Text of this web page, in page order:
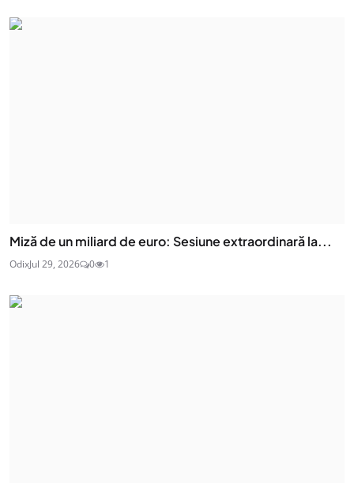
Miză de un miliard de euro: Sesiune extraordinară la...
OdixJul 29, 2026 0 1